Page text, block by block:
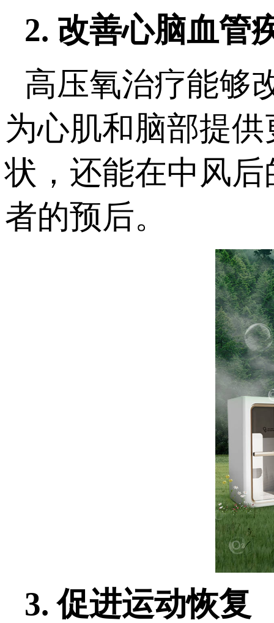
2. 改善心脑血管
高压氧治疗能够
为心肌和脑部提
状，还能在中风
者的预后。
3. 促进运动恢复